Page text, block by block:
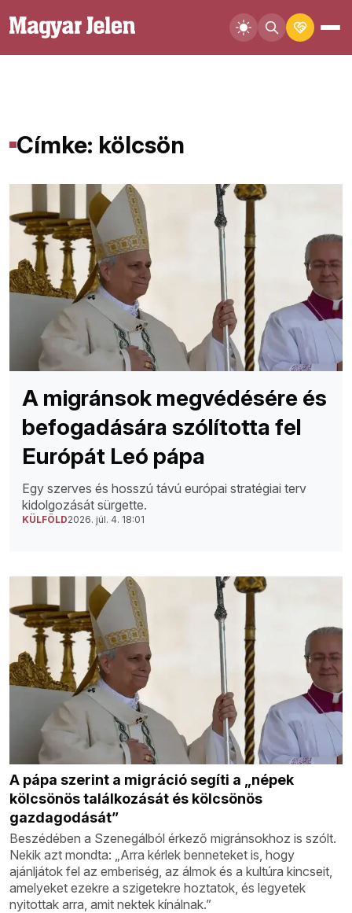
Címke: kölcsön
A migránsok megvédésére és
befogadására szólította fel
Európát Leó pápa
Egy szerves és hosszú távú európai stratégiai terv
kidolgozását sürgette.
KÜLFÖLD2026. júl. 4. 18:01
A pápa szerint a migráció segíti a „népek
kölcsönös találkozását és kölcsönös
gazdagodását”
Beszédében a Szenegálból érkező migránsokhoz is szólt.
Nekik azt mondta: „Arra kérlek benneteket is, hogy
ajánljátok fel az emberiség, az álmok és a kultúra kincseit,
amelyeket ezekre a szigetekre hoztatok, és legyetek
nyitottak arra, amit nektek kínálnak.”